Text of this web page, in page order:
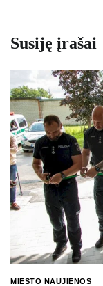
Susiję įrašai
MIESTO NAUJIENOS